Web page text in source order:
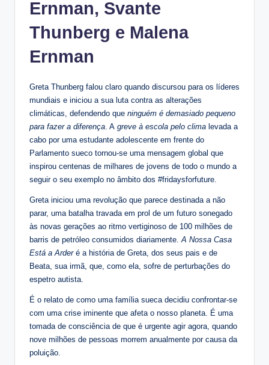
Ernman, Svante
Thunberg e Malena
Ernman
Greta Thunberg falou claro quando discursou para os líderes
mundiais e iniciou a sua luta contra as alterações
climáticas, defendendo que ninguém é demasiado pequeno
para fazer a diferença. A greve à escola pelo clima levada a
cabo por uma estudante adolescente em frente do
Parlamento sueco tornou-se uma mensagem global que
inspirou centenas de milhares de jovens de todo o mundo a
seguir o seu exemplo no âmbito dos #fridaysforfuture.
Greta iniciou uma revolução que parece destinada a não
parar, uma batalha travada em prol de um futuro sonegado
às novas gerações ao ritmo vertiginoso de 100 milhões de
barris de petróleo consumidos diariamente.A Nossa Casa
Está a Arderé a história de Greta, dos seus pais e de
Beata, sua irmã, que, como ela, sofre de perturbações do
espetro autista.
É o relato de como uma família sueca decidiu confrontar-se
com uma crise iminente que afeta o nosso planeta. É uma
tomada de consciência de que é urgente agir agora, quando
nove milhões de pessoas morrem anualmente por causa da
poluição.